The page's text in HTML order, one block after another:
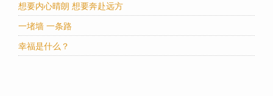
想要内心晴朗 想要奔赴远方
一堵墙 一条路
幸福是什么？